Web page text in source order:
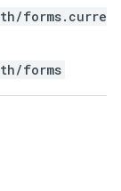
forms.curre
forms